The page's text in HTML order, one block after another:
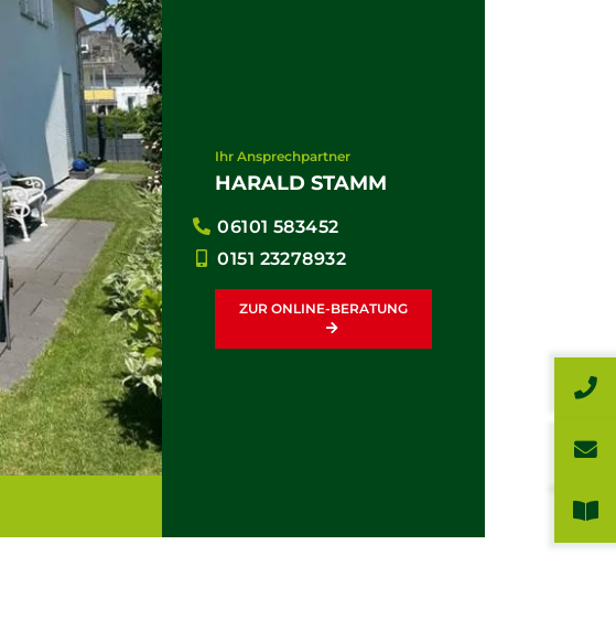
Ihr Ansprechpartner
HARALD STAMM
06101 583452
0151 23278932
ZUR ONLINE-BERATUNG